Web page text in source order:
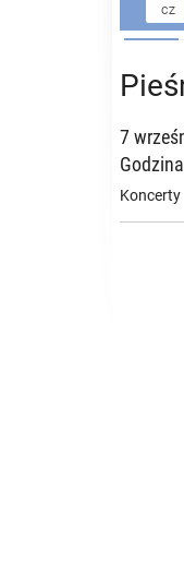
CZ
7
Koncerty